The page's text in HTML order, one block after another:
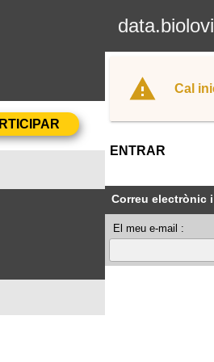
Cal
ENTRAR
Correu electrònic
El meu e-mail :